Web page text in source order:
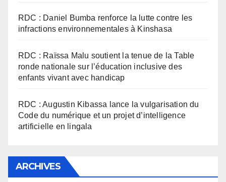
RDC : Daniel Bumba renforce la lutte contre les
infractions environnementales à Kinshasa
RDC : Raïssa Malu soutient la tenue de la Table
ronde nationale sur l’éducation inclusive des
enfants vivant avec handicap
RDC : Augustin Kibassa lance la vulgarisation du
Code du numérique et un projet d’intelligence
artificielle en lingala
ARCHIVES